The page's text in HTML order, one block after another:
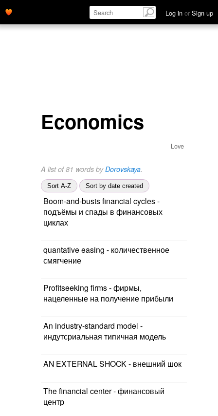
Log in or Sign up
Economics
Love
A list of 81 words byDorovskaya.
Sort A-Z Sort by date created
Boom-and-busts financial cycles -
подъёмы и спады в финансовых
циклах
quantative easing - количественное
смягчение
Profitseeking firms - фирмы,
нацеленные на получение прибыли
An industry-standard model -
индутсриальная типичная модель
AN EXTERNAL SHOCK - внешний шок
The financial center - финансовый
центр